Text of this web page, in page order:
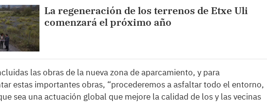
La regeneración de los terrenos de Etxe Uli
comenzará el próximo año
las obras de la nueva zona de aparcamiento, y para
estas importantes obras, “procederemos a asfaltar todo el entorno,
sea una actuación global que mejore la calidad de los y las vecinas